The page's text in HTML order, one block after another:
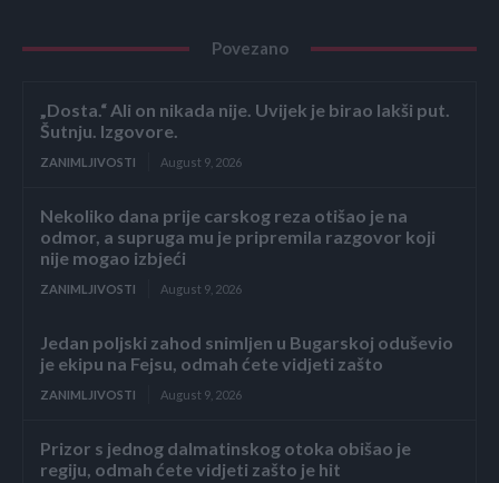
Povezano
„Dosta.“ Ali on nikada nije. Uvijek je birao lakši put.
Šutnju. Izgovore.
ZANIMLJIVOSTI August 9, 2026
Nekoliko dana prije carskog reza otišao je na
odmor, a supruga mu je pripremila razgovor koji
nije mogao izbjeći
ZANIMLJIVOSTI August 9, 2026
Jedan poljski zahod snimljen u Bugarskoj oduševio
je ekipu na Fejsu, odmah ćete vidjeti zašto
ZANIMLJIVOSTI August 9, 2026
Prizor s jednog dalmatinskog otoka obišao je
regiju, odmah ćete vidjeti zašto je hit